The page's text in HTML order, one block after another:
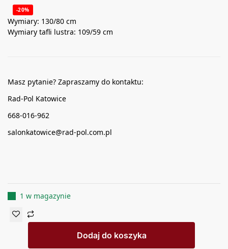
-20%
Wymiary: 130/80 cm
Wymiary tafli lustra: 109/59 cm
Masz pytanie? Zapraszamy do kontaktu:
Rad-Pol Katowice
668-016-962
salonkatowice@rad-pol.com.pl
1 w magazynie
Dodaj do koszyka